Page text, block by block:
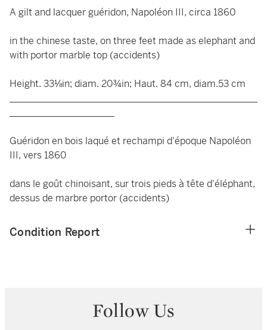
A gilt and lacquer guéridon, Napoléon III, circa 1860
in the chinese taste, on three feet made as elephant and
with portor marble top (accidents)
Height. 33⅛in; diam. 20¾in; Haut. 84 cm, diam.53 cm
Guéridon en bois laqué et rechampi d'époque Napoléon
III, vers 1860
dans le goût chinoisant, sur trois pieds à tête d'éléphant,
dessus de marbre portor (accidents)
Condition Report
Follow Us